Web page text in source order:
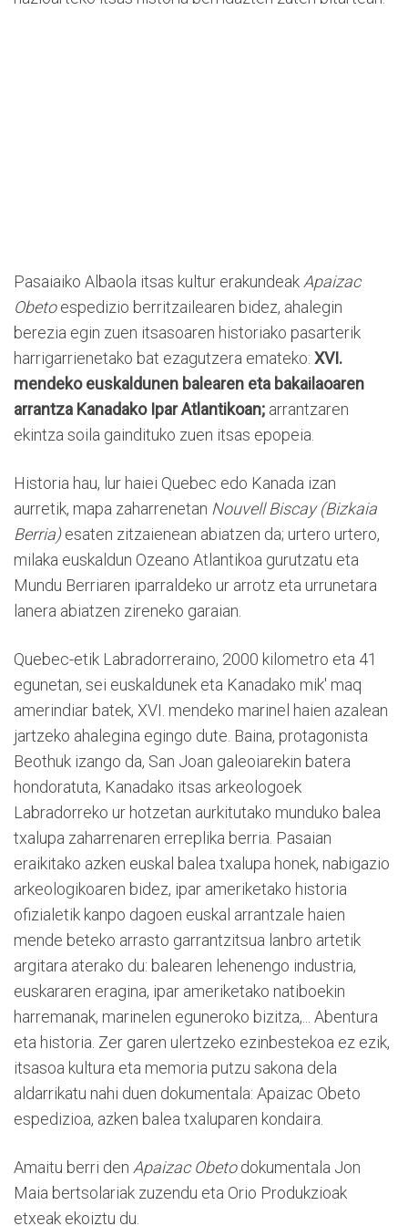
Pasaiaiko Albaola itsas kultur erakundeak Apaizac
Obetoespedizio berritzailearen bidez, ahalegin
berezia egin zuen itsasoaren historiako pasarterik
harrigarrienetako bat ezagutzera emateko: XVI.
mendeko euskaldunen balearen eta bakailaoaren
arrantza Kanadako Ipar Atlantikoan; arrantzaren
ekintza soila gaindituko zuen itsas epopeia.
Historia hau, lur haiei Quebec edo Kanada izan
aurretik, mapa zaharrenetan Nouvell Biscay (Bizkaia
Berria)esaten zitzaienean abiatzen da; urtero urtero,
milaka euskaldun Ozeano Atlantikoa gurutzatu eta
Mundu Berriaren iparraldeko ur arrotz eta urrunetara
lanera abiatzen zireneko garaian.
Quebec-etik Labradorreraino, 2000 kilometro eta 41
egunetan, sei euskaldunek eta Kanadako mik' maq
amerindiar batek, XVI. mendeko marinel haien azalean
jartzeko ahalegina egingo dute. Baina, protagonista
Beothuk izango da, San Joan galeoiarekin batera
hondoratuta, Kanadako itsas arkeologoek
Labradorreko ur hotzetan aurkitutako munduko balea
txalupa zaharrenaren erreplika berria. Pasaian
eraikitako azken euskal balea txalupa honek, nabigazio
arkeologikoaren bidez, ipar ameriketako historia
ofizialetik kanpo dagoen euskal arrantzale haien
mende beteko arrasto garrantzitsua lanbro artetik
argitara aterako du: balearen lehenengo industria,
euskararen eragina, ipar ameriketako natiboekin
harremanak, marinelen eguneroko bizitza,... Abentura
eta historia. Zer garen ulertzeko ezinbestekoa ez ezik,
itsasoa kultura eta memoria putzu sakona dela
aldarrikatu nahi duen dokumentala: Apaizac Obeto
espedizioa, azken balea txaluparen kondaira.
Amaitu berri den Apaizac Obetodokumentala Jon
Maia bertsolariak zuzendu eta Orio Produkzioak
etxeak ekoiztu du.